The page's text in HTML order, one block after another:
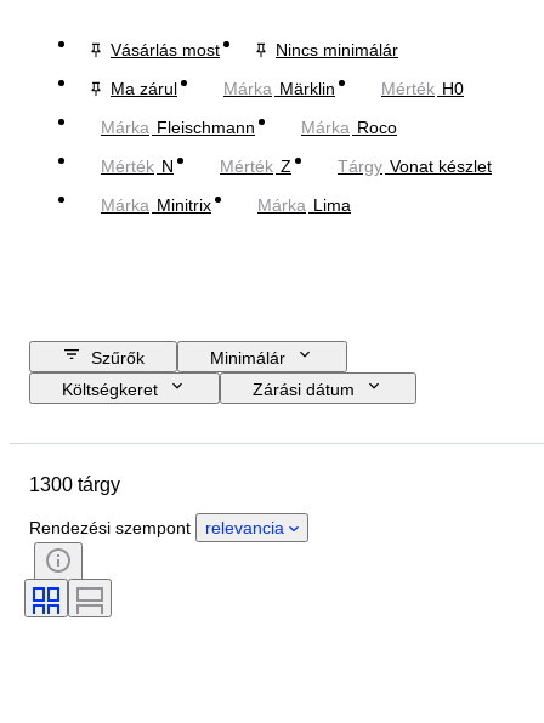
Vásárlás most
Nincs minimálár
Ma zárul
Márka Märklin Mérték H0
Márka Fleischmann Márka Roco
Mérték N Mérték Z Tárgy Vonat készlet
Márka Minitrix Márka Lima
Szűrők
Minimálár
Költségkeret
Zárási dátum
Állapot
Stílus
Mérték
Kontroll
Vasúti társaság
Original/ Replica
1300 tárgy
Rendezési szempont relevancia